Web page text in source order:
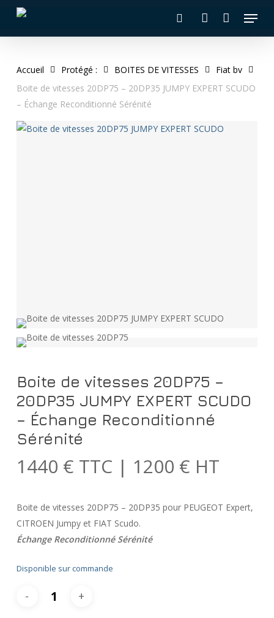
main
Menu
Accueil Protégé : BOITES DE VITESSES
Fiat bv
Boite de vitesses 20DP75 – 20DP35 JUMPY EXPERT SCUDO
– Échange Reconditionné Sérénité
Boite de vitesses 20DP75 –
20DP35 JUMPY EXPERT SCUDO
– Échange Reconditionné
Sérénité
1440 € TTC | 1200 € HT
Boite de vitesses 20DP75 – 20DP35 pour PEUGEOT Expert,
CITROEN Jumpy et FIAT Scudo.
Échange Reconditionné Sérénité
Disponible sur commande